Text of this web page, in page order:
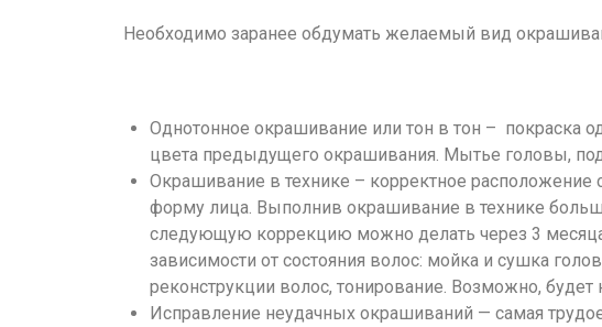
Необходимо заранее обдумать желаемый вид
Однотонное окрашивание или тон в тон – покраска
цвета предыдущего окрашивания. Мытье головы,
Окрашивание в технике – корректное расположение
форму лица. Выполнив окрашивание в технике
следующую коррекцию можно делать через 3 месяца,
зависимости от состояния волос: мойка и сушка
реконструкции волос, тонирование. Возможно, будет
Исправление неудачных окрашиваний — самая